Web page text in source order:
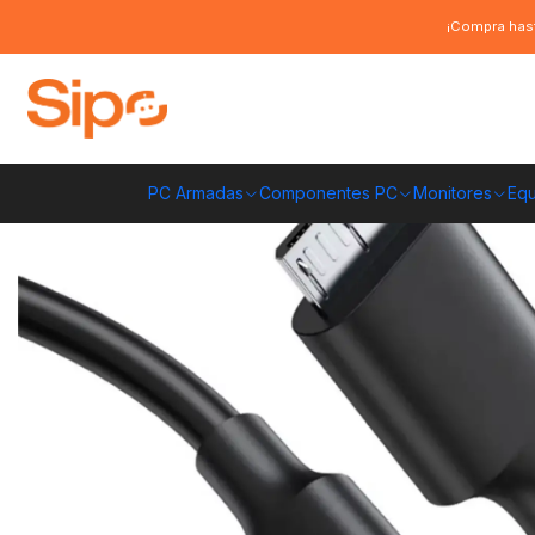
PC Armadas Componentes PC Monitores
¡Compra
Cables de datos y extensiones Cable